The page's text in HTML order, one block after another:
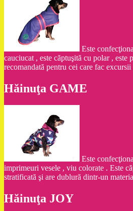
Este
cauciucat , este căptuşită cu polar , este
recomandată pentru cei care fac
Hăinuţa GAME
Este
imprimeuri vesele , viu colorate . Este
stratificată şi are dublură dintr-un
Hăinuţa JOY